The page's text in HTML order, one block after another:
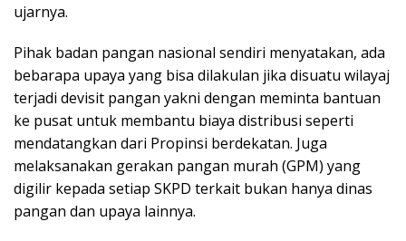
ujarnya.
Pihak badan pangan nasional sendiri menyatakan, ada
bebarapa upaya yang bisa dilakulan jika disuatu wilayaj
terjadi devisit pangan yakni dengan meminta bantuan
ke pusat untuk membantu biaya distribusi seperti
mendatangkan dari Propinsi berdekatan. Juga
melaksanakan gerakan pangan murah (GPM) yang
digilir kepada setiap SKPD terkait bukan hanya dinas
pangan dan upaya lainnya.